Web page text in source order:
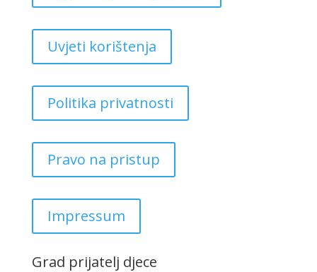
Uvjeti korištenja
Politika privatnosti
Pravo na pristup
Impressum
Grad prijatelj djece